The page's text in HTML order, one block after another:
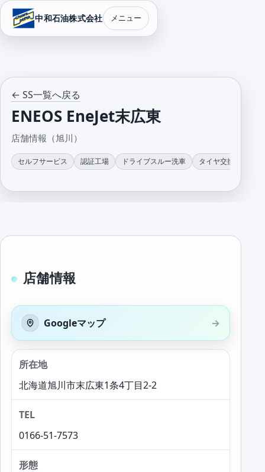
中和石油株式会社 メニュー
← SS一覧へ戻る
ENEOS EneJet末広東
店舗情報（旭川）
セルフサービス 認証工場 ドライブスルー洗車 タイヤ交換
店舗情報
Googleマップ
所在地
北海道旭川市末広東1条4丁目2-2
TEL
0166-51-7573
形態